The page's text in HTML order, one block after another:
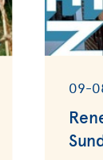
09-